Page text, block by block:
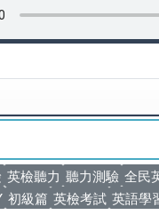
。最後針對本書的聽力
。
，讓我們先來看看國
文已成為世界各國、各
。因此，在國際化的趨
民英檢其實是這個趨勢
越來越多公司在招募
外，越來越多國內外學
p. 17
英檢聽力 聽力測驗 全民
初級篇 英檢考試 英語學